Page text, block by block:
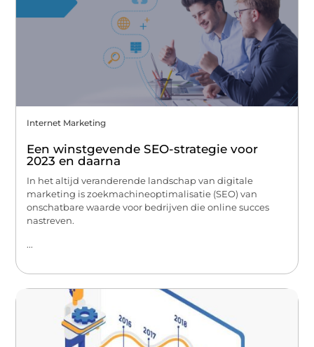
Internet Marketing
Een winstgevende SEO-strategie voor
2023 en daarna
In het altijd veranderende landschap van digitale
marketing is zoekmachineoptimalisatie (SEO) van
onschatbare waarde voor bedrijven die online succes
nastreven.
...